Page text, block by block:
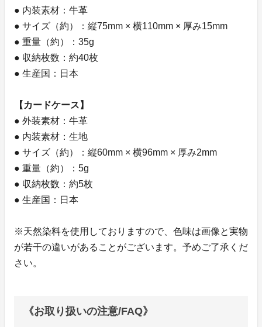
● 内装素材：牛革
● サイズ（約）：縦75mm × 横110mm × 厚み15mm
● 重量（約）：35g
● 収納枚数：約40枚
● 生産国：日本
【カードケース】
● 外装素材：牛革
● 内装素材：生地
● サイズ（約）：縦60mm × 横96mm × 厚み2mm
● 重量（約）：5g
● 収納枚数：約5枚
● 生産国：日本
※天然染料を使用しておりますので、色味は画像と実物
が若干の違いがあることがございます。予めご了承くだ
さい。
《お取り扱いの注意/FAQ》